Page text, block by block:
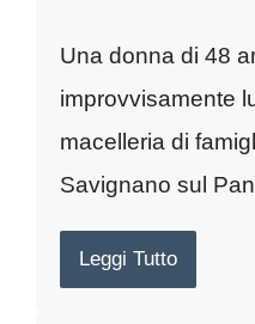
Una donna di 48
improvvisamente
macelleria di
Savignano sul
Leggi Tutto